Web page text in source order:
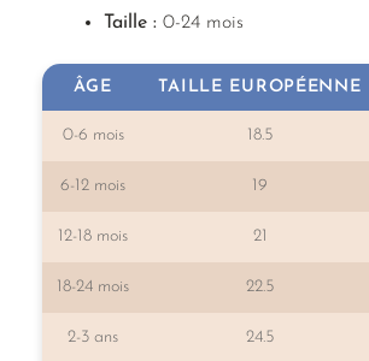
Taille :0-24 mois
ÂGE TAILLE EUROPÉENNE
0-6 mois 18.5
6-12 mois 19
12-18 mois 21
18-24 mois 22.5
2-3 ans 24.5